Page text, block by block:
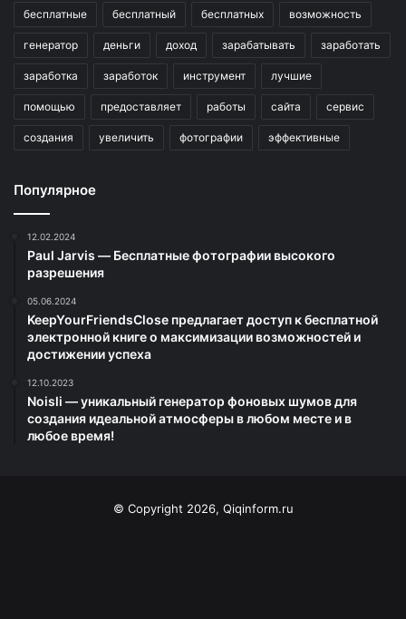
бесплатные бесплатный бесплатных возможность
генератор деньги доход зарабатывать заработать
заработка заработок инструмент лучшие
помощью предоставляет работы сайта сервис
создания увеличить фотографии эффективные
Популярное
12.02.2024
Paul Jarvis — Бесплатные фотографии высокого
разрешения
05.06.2024
KeepYourFriendsClose предлагает доступ к бесплатной
электронной книге о максимизации возможностей и
достижении успеха
12.10.2023
Noisli — уникальный генератор фоновых шумов для
создания идеальной атмосферы в любом месте и в
любое время!
© Copyright 2026, Qiqinform.ru